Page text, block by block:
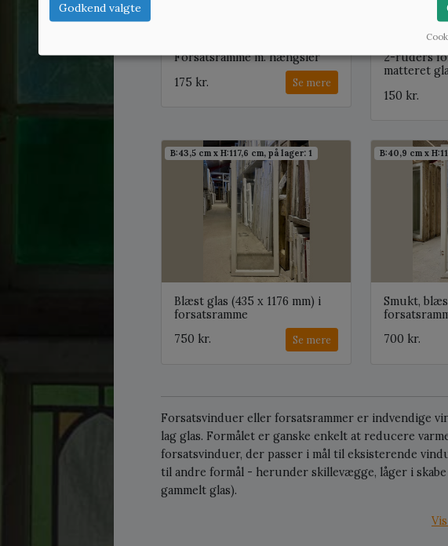
Forsatsramme m. hængsler
175 kr.
Se mere
2-ruders
matteret
150 kr.
B:43,5 cm x H:117,6 cm, på lager: 1
Blæst glas (435 x 1176 mm) i
forsatsramme
750 kr.
Se mere
B:40,9 cm x
Smukt,
700 kr.
Forsatsvinduer eller forsatsrammer er indvendige
lag glas. Formålet er ganske enkelt at reducere
forsatsvinduer, der passer i mål til eksisterende
til andre formål - herunder skillevægge, låger i
gammelt glas).
Godkend valgte